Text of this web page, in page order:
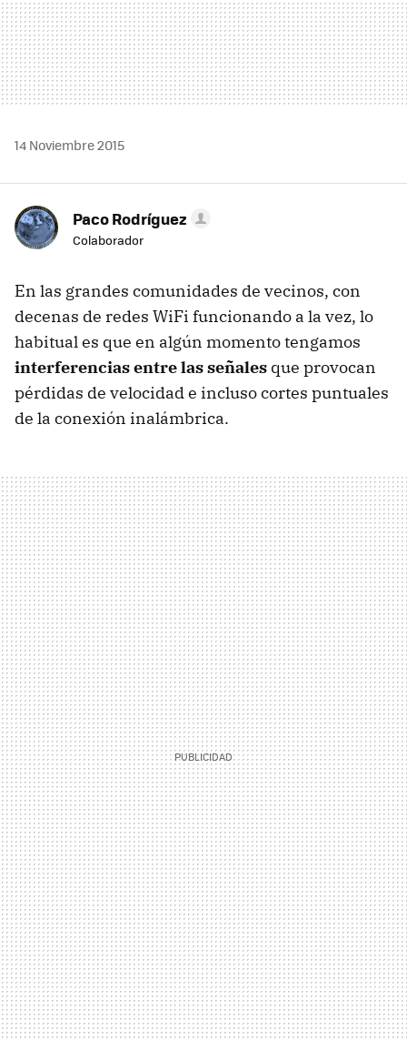
14 Noviembre 2015
Paco Rodríguez
Colaborador
En las grandes comunidades de vecinos, con
decenas de redes WiFi funcionando a la vez, lo
habitual es que en algún momento tengamos
interferencias entre las señales que provocan
pérdidas de velocidad e incluso cortes puntuales
de la conexión inalámbrica.